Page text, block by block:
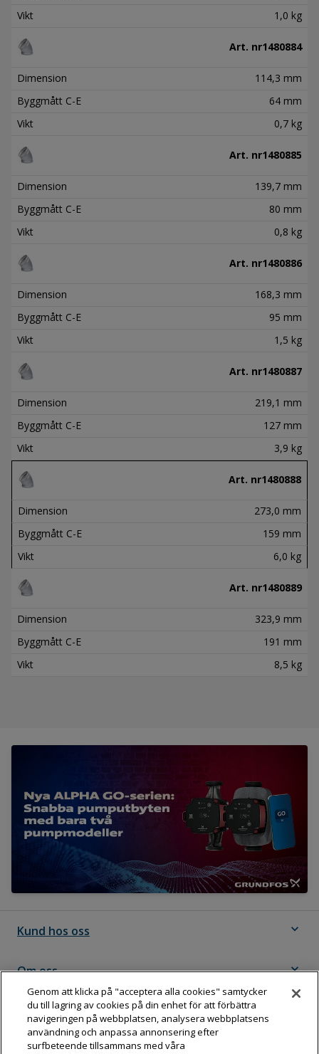
Vikt
1,0 kg
Art. nr1480884
Dimension
114,3 mm
Byggmått C-E
64 mm
Vikt
0,7 kg
Art. nr1480885
Dimension
139,7 mm
Byggmått C-E
80 mm
Vikt
0,8 kg
Art. nr1480886
Dimension
168,3 mm
Byggmått C-E
95 mm
Vikt
1,5 kg
Art. nr1480887
Dimension
219,1 mm
Byggmått C-E
127 mm
Vikt
3,9 kg
Art. nr1480888
Dimension
273,0 mm
Byggmått C-E
159 mm
Vikt
6,0 kg
Art. nr1480889
Dimension
323,9 mm
Byggmått C-E
191 mm
Vikt
8,5 kg
Kund hos oss expand_more
Om oss expand_more
Följ Dahl
Genom att klicka på "acceptera alla cookies" samtycker
du till lagring av cookies på din enhet för att förbättra
navigeringen på webbplatsen, analysera webbplatsens
användning och anpassa annonsering efter
surfbeteende tillsammans med våra